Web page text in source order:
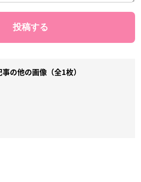
事の他の画像（全1枚）